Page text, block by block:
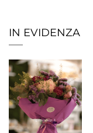
IN EVIDENZA